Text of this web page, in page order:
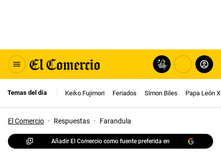
Temas del día Keiko Fujimori Feriados Simon Biles Papa León
El Comercio · Respuestas · Farandula
Añadir El Comercio como fuente preferida en